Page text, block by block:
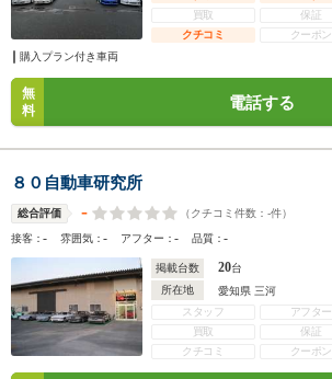
買取
保証
クチコミ
クーポン
購入プラン付き車両
無
料
電話する
８０自動車研究所
総合評価 - （クチコミ件数： -件）
接客：- 雰囲気：- アフター：- 品質：-
掲載台数 20台
所在地
愛知県 三河
スタッフ
アフター
買取
保証
クチコミ
クーポン